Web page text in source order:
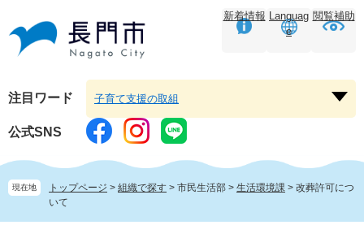
頭
す。
飛
し
本
文
へ
新着情報 Languag
e
閲覧補助
注目ワード
ー
を
子育て支援の取組
公式SNS
現在地 トップページ > 組織で探す > 市民生活部 > 生活環境課 > 改葬許可につ
いて